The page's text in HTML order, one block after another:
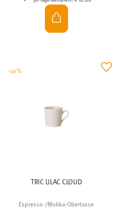
TRIC LILAC CLOUD
Espresso-/Mokka-Obertasse
-10%